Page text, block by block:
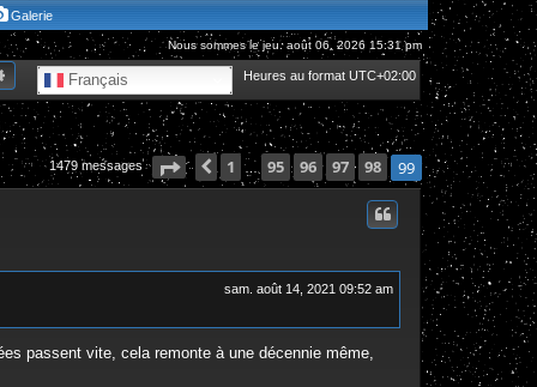
Galerie
Nous sommes le jeu. août 06, 2026 15:31 pm
Heures au format UTC+02:00
Français
Recherche avancée
1479 messages Page 99 sur99
Précédente
1 … 95 96 97 98 99
sam. août 14, 2021 09:52 am
passent vite, cela remonte à une décennie même,